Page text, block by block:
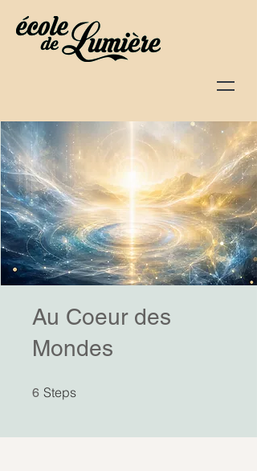
Au Coeur des
Mondes
6 Steps